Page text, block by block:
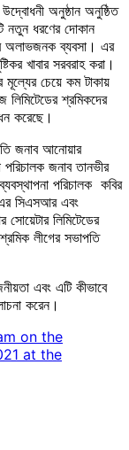
উদ্বোধনী অনুষ্ঠান অনুষ্ঠিত
নতুন ধরণের দোকান
অলাভজনক ব্যবসা। এর
খাবার সরবরাহ করা।
মূল্যের চেয়ে কম টাকায়
লিমিটেডের শ্রমিকদের
করেছে।
জনাব আনোয়ার
জনাব তানভীর
পরিচালক কবির
এর সিএসআর এবং
লিমিটেডের
লীগের সভাপতি
এবং এটি কীভাবে
করেন।
on the
at the